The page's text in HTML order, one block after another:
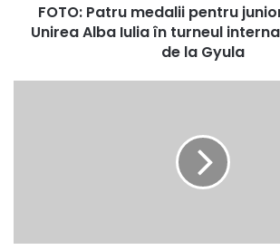
Iulia
FOTO: Patru medalii pentru
Unirea Alba Iulia în turneul
de la Gyula
„Mesajul